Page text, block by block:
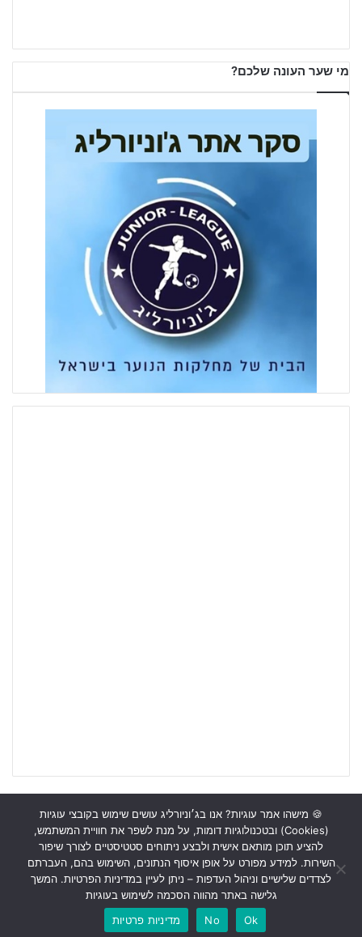
מי שער העונה שלכם?
ראשי כתבות תכנים מקצועיים תנאי שימוש
מדיניות אבטחה
כתבו לנו
Facebook
YouTube
Instagram
🍪 מישהו אמר עוגיות? אנו בג׳וניורליג עושים שימוש בקובצי עוגיות
(Cookies) ובטכנולוגיות דומות, על מנת לשפר את חוויית המשתמש,
להציע תוכן מותאם אישית ולבצע ניתוחים סטטיסטיים לצורך שיפור
השירות. למידע מפורט על אופן איסוף הנתונים, השימוש בהם, העברתם
לצדדים שלישיים וניהול העדפות – ניתן לעיין במדיניות הפרטיות. המשך
גלישה באתר מהווה הסכמה לשימוש בעוגיות
Ok
No מדיניות פרטיות